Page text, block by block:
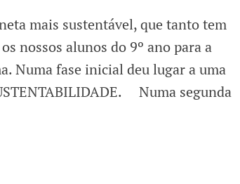
mais sustentável, que tanto tem
nossos alunos do 9º ano para a
Numa fase inicial deu lugar a uma
Numa segunda